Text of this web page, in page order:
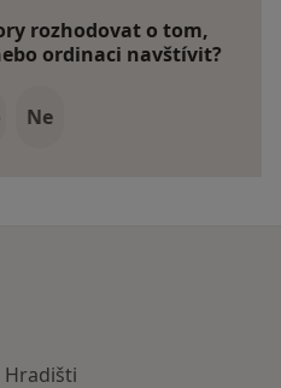
rozhodovat o tom,
ordinaci navštívit?
Ne
Hradišti